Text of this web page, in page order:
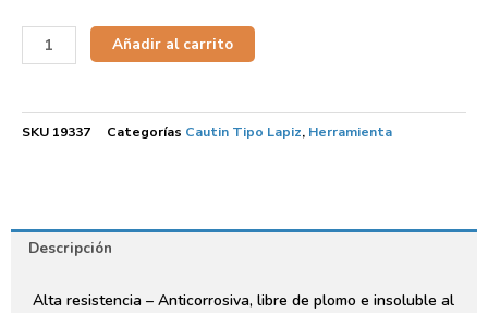
Añadir al carrito
SKU 19337 Categorías Cautin Tipo Lapiz, Herramienta
Descripción
Alta resistencia – Anticorrosiva, libre de plomo e insoluble al